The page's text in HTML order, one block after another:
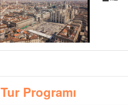
Tur Programı